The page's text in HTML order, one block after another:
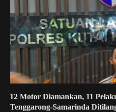
12 Motor Diamankan, 11
Tenggarong-Samarinda